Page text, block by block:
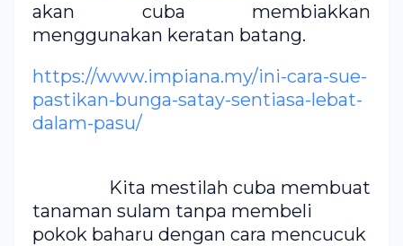
akan cuba membiakkan
menggunakan keratan batang.
https://www.impiana.my/ini-cara-sue-
pastikan-bunga-satay-sentiasa-lebat-
dalam-pasu/
Kita mestilah cuba membuat
tanaman sulam tanpa membeli
pokok baharu dengan cara mencucuk